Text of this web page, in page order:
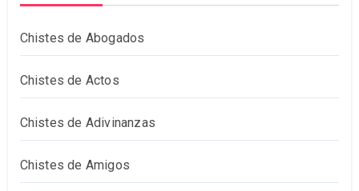
Chistes de Abogados
Chistes de Actos
Chistes de Adivinanzas
Chistes de Amigos